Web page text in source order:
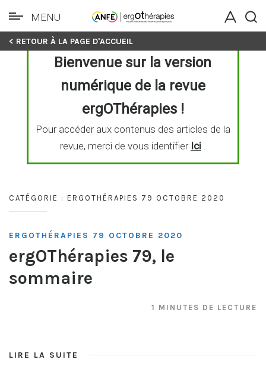
Skip
MENU
< RETOUR À LA PAGE D'ACCUEIL
Bienvenue sur la version
numérique de la revue
ergOThérapies !
Pour accéder aux contenus des articles de la
revue, merci de vous identifier Ici.
CATÉGORIE : ERGOTHÉRAPIES 79 OCTOBRE 2020
ERGOTHÉRAPIES 79 OCTOBRE 2020
ergOThérapies 79, le
sommaire
1 MINUTES DE LECTURE
LIRE LA SUITE